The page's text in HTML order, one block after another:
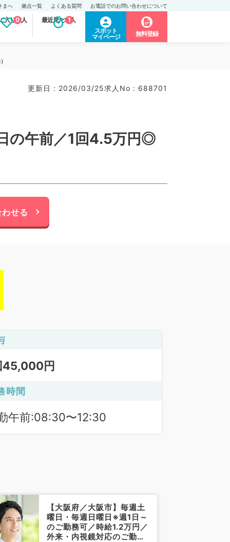
まへ 拠点一覧 よくある質問 お電話でのお問い合わせについて
入り求人
0 最近見た求人
1
スポット
マイページ
無料登録
更新日 : 2026/03/25求人No : 688701
の午前／1回4.5万円◎
せる
45,000円
時間
午前:08:30〜12:30
【大阪府／大阪市】毎週土
曜日・毎週日曜日※週1日～
のご勤務可／時給1.2万円／
外来・内視鏡対応のご勤務